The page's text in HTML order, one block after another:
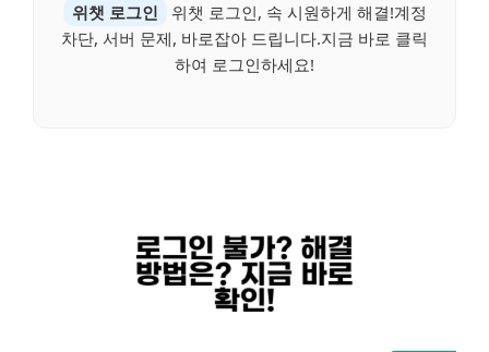
위챗 로그인
위챗 로그인, 속 시원하게 해결!계정
차단, 서버 문제, 바로잡아 드립니다.지금 바로 클릭
하여 로그인하세요!